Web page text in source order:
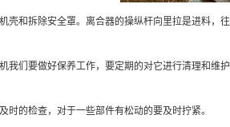
和拆除安全罩。离合器的操纵杆向里拉是进料，往
们要做好保养工作，要定期的对它进行清理和维护
的检查，对于一些部件有松动的要及时拧紧。